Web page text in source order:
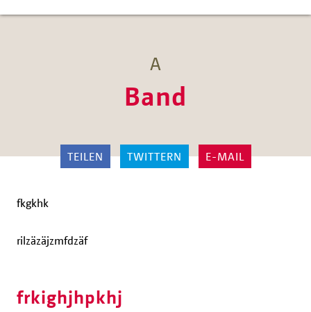
A
Band
TEILEN TWITTERN E-MAIL
fkgkhk
rilzäzäjzmfdzäf
frkighjhpkhj